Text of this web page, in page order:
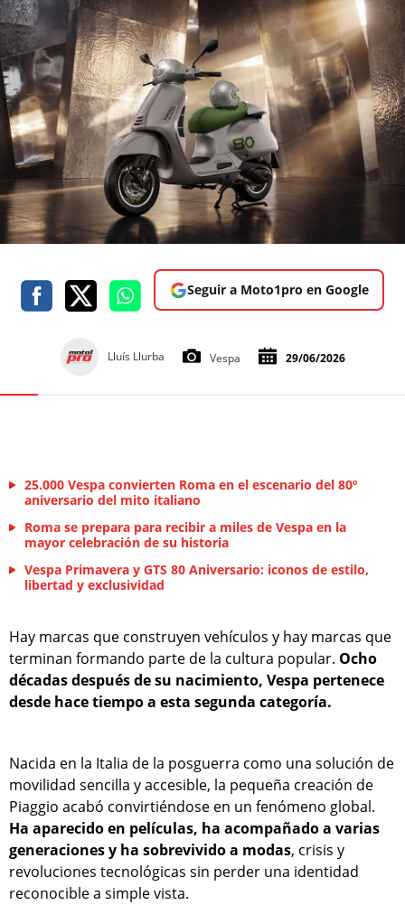
Seguir a Moto1pro en Google
Lluís Llurba Vespa 29/06/2026
25.000 Vespa convierten Roma en el escenario del 80º
aniversario del mito italiano
Roma se prepara para recibir a miles de Vespa en la
mayor celebración de su historia
Vespa Primavera y GTS 80 Aniversario: iconos de estilo,
libertad y exclusividad
Hay marcas que construyen vehículos y hay marcas que
terminan formando parte de la cultura popular. Ocho
décadas después de su nacimiento, Vespa pertenece
desde hace tiempo a esta segunda categoría.
Nacida en la Italia de la posguerra como una solución de
movilidad sencilla y accesible, la pequeña creación de
Piaggio acabó convirtiéndose en un fenómeno global.
Ha aparecido en películas, ha acompañado a varias
generaciones y ha sobrevivido a modas, crisis y
revoluciones tecnológicas sin perder una identidad
reconocible a simple vista.